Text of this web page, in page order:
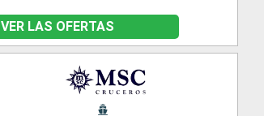
VER LAS OFERTAS